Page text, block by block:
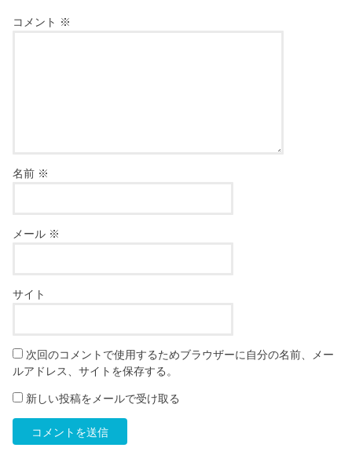
コメント ※
名前 ※
メール ※
サイト
次回のコメントで使用するためブラウザーに自分の名前、メー
ルアドレス、サイトを保存する。
新しい投稿をメールで受け取る